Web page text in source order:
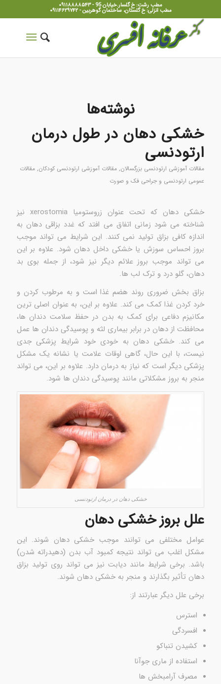
مطب رشت: خ گلسار.خیابان 95 - ۰۹۱۱۸۸۸۸۵۴۳
مطب انزلی: خ گلستان، ساختمان گوهربین - ۰۹۱۱۴۶۲۹۷۴۲
نوشته‌ها
خشکی دهان در طول درمان
ارتودنسی
مقالات آموزشی ارتودنسی بزرگسالان, مقالات آموزشی ارتودنسی کودکان, مقالات
عمومی ارتودنسی و جراحی فک و صورت
خشکی دهان که تحت عنوان زروستومیا xerostomia نیز
شناخته می شود زمانی اتفاق می افتد که غدد بزاقی دهان به
اندازه کافی بزاق تولید نمی کنند. این شرایط می تواند موجب
بروز احساس سوزش یا خشکی داخل دهان شود. علاوه بر این
می تواند موجب بروز علائم دیگر نیز شود، از جمله بوی بد
دهان، گلو درد و ترک لب ها.
بزاق بخش ضروری روند هضم غذا است و به مرطوب کردن و
خرد کردن غذا کمک می کند. علاوه بر این، به عنوان اصلی ترین
مکانیزم دفاعی برای کمک به بدن در حفظ سلامت دندان ها،
محافظت از دهان در برابر بیماری لثه و پوسیدگی دندان ها عمل
می کند. خشکی دهان به خودی خود شرایط پزشکی جدی
نیست، با این حال، گاهی اوقات علامت یا نشانه یک مشکل
پزشکی دیگر است که نیاز به درمان دارد. علاوه بر این، می تواند
منجر به بروز مشکلاتی مانند پوسیدگی دندان ها شود.
خشکی دهان در درمان ارتودنسی
علل بروز خشکی دهان
عوامل مختلفی می توانند موجب خشکی دهان شوند. این
مشکل اغلب می تواند نتیجه کمبود آب بدن (دهیدراته شدن)
باشد. برخی شرایط مانند دیابت نیز می تواند روی تولید بزاق
دهان تأثیر بگذارند و منجر به خشکی دهان شوند.
برخی علل دیگر عبارتند از:
استرس
افسردگی
کشیدن تنباکو
استفاده از ماری جوآنا
مصرف آرامبخش ها